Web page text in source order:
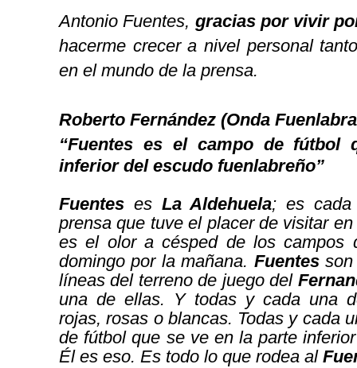
Antonio Fuentes, gracias por vivir
hacerme crecer a nivel personal
en el mundo de la prensa.
Roberto Fernández (Onda
“Fuentes es el campo de fútbol
inferior del escudo fuenlabreño”
Fuentes es La Aldehuela; es
prensa que tuve el placer de visitar
es el olor a césped de los campos
domingo por la mañana. Fuentesson
líneas del terreno de juego del
una de ellas. Y todas y cada una
rojas, rosas o blancas. Todas y cada
de fútbol que se ve en la parte
Él es eso. Es todo lo que rodea al